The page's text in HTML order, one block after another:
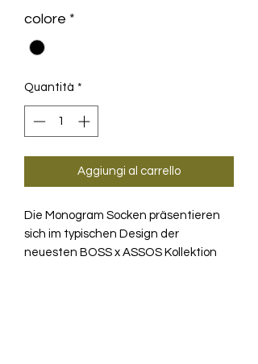
colore *
Quantità *
Aggiungi al carrello
Die Monogram Socken präsentieren
sich im typischen Design der
neuesten BOSS x ASSOS Kollektion